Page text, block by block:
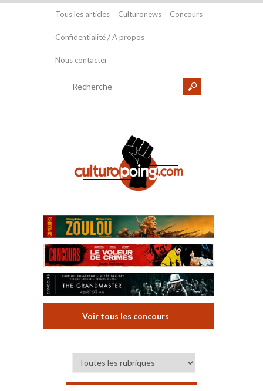
Tous les articles Culturonews Concours
Confidentialité / A propos
Nous contacter
Voir tous les concours